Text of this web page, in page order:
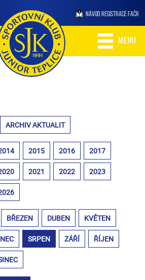
NÁVOD REGISTRACE FAČR
MENU
ARCHIV AKTUALIT
2015 2016 2017
2021 2022 2023
BŘEZEN DUBEN KVĚTEN
SRPEN ZÁŘÍ ŘÍJEN